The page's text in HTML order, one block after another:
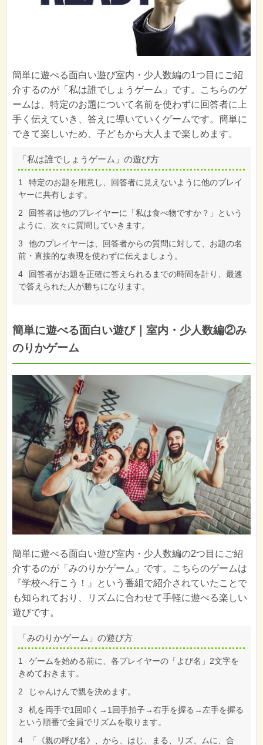
簡単に遊べる面白い遊び室内・少人数編の1つ目にご紹
介するのが「私は誰でしょうゲーム」です。こちらのゲ
ームは、特定のお題について名前を使わずに回答者に上
手く伝えていき、答えに導いていくゲームです。簡単に
できて楽しいため、子どもから大人まで楽しめます。
「私は誰でしょうゲーム」の遊び方
1
特定のお題を用意し、回答者に見えないように他のプレイ
ヤーに共有します。
2
回答者は他のプレイヤーに「私は食べ物ですか？」という
ように、次々に質問していきます。
3
他のプレイヤーは、回答者からの質問に対して、お題の名
前・直接的な表現を使わずに伝えましょう。
4
回答者がお題を正確に答えられるまでの時間を計り、最速
で答えられた人が勝ちになります。
簡単に遊べる面白い遊び｜室内・少人数編②み
のりかゲーム
簡単に遊べる面白い遊び室内・少人数編の2つ目にご紹
介するのが「みのりかゲーム」です。こちらのゲームは
『学校へ行こう！』という番組で紹介されていたことで
も知られており、リズムに合わせて手軽に遊べる楽しい
遊びです。
「みのりかゲーム」の遊び方
1
ゲームを始める前に、各プレイヤーの「よび名」2文字を
きめておきます。
2
じゃんけんで親を決めます。
3
机を両手で1回叩く→1回手拍子→右手を握る→左手を握る
という順番で全員でリズムを取ります。
4
「《親の呼び名》、から、はじ、まる、リズ、ムに、合